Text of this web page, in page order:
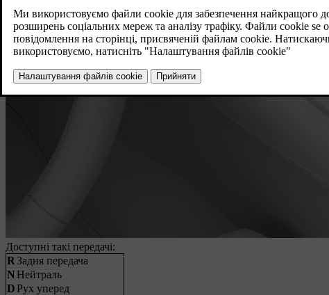
Доступні такі передачі:
R Задня передача
N Нейтраль
D Рух уперед